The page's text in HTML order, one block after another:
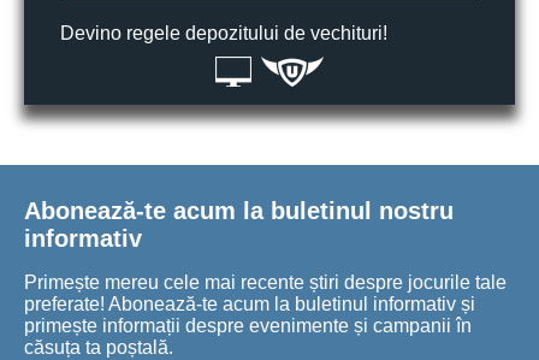
Devino regele depozitului de vechituri!
Abonează-te acum la buletinul nostru
informativ
Primește mereu cele mai recente știri despre jocurile tale
preferate! Abonează-te acum la buletinul informativ și
primește informații despre evenimente și campanii în
căsuța ta poștală.